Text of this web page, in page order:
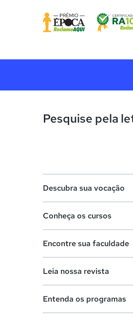
Pesquise pela
Descubra sua vocação
Lista de profissões
Conheça os cursos
Cursos de graduação
Cursos livres
Encontre sua faculdade
Faculdades na sua cidade
Leia nossa revista
Entenda os programas